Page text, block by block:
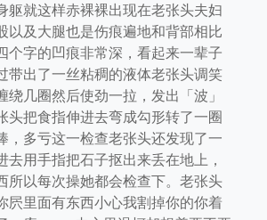
躯就这样赤裸裸出现在老张头夫妇
以及大腿也是伤痕遍地和背部相比
个字的凹痕非常深，看起来一辈子
带出了一丝粘稠的液体老张头调笑
几圈然后使劲一拉，发出「波」
头把食指伸进去弯成勾形转了一圈
，多亏这一检查老张头还发现了一
用手指把石子抠出来丢在地上，
所以每次操她都会检查下。老张头
屄里面有东西小心我割掉你的你着